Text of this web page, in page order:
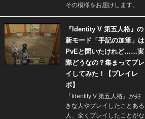
その模様をお届けします。
『Identity V 第五人格』の
新モード「手記の加筆」は
PvEと聞いたけれど……実
際どうなの？集まってプレ
イしてみた！【プレイレ
ポ】
『Identity V 第五人格』が好
きな人やプレイしたことある
人、全くプレイしたことがな